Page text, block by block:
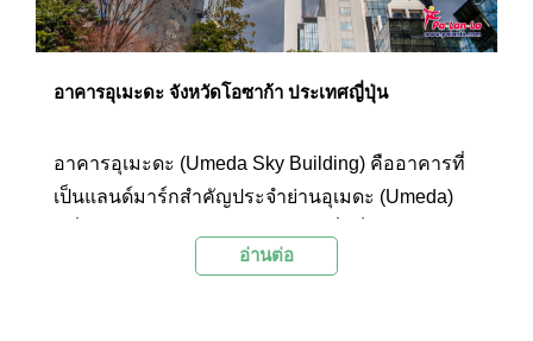
อาคารอุเมะดะ จังหวัดโอซาก้า ประเทศญี่ปุ่น
อาคารอุเมะดะ (Umeda Sky Building) คืออาคารที่
เป็นแลนด์มาร์กสำคัญประจำย่านอุเมดะ (Umeda)
ใหญ่มากมาย โดยอาคารแห่งนี้ถูกสร้างขึ้นเมื่อครั้ง
อ่านต่อ